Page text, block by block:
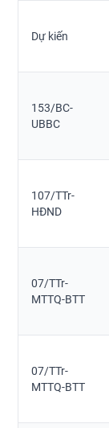
Dự kiến
153/BC-
UBBC
107/TTr-
HĐND
07/TTr-
MTTQ-BTT
07/TTr-
MTTQ-BTT